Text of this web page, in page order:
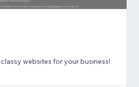
websites for your business!